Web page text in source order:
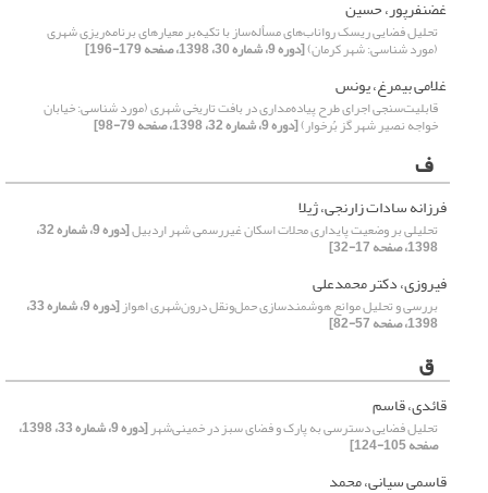
غضنفرپور، حسین
تحلیل فضایی ریسک رواناب‌‌های مسأله‌‌ساز با تکیه‌بر معیارهای برنامه‌‌ریزی شهری
(مورد شناسی: شهر کرمان)[دوره 9، شماره 30، 1398، صفحه 179-196]
غلامی بیمرغ، یونس
قابلیت‌سنجی اجرای طرح پیاده‌مداری در بافت تاریخی شهری (مورد شناسی: خیابان
خواجه نصیر شهر گز بُرخوار)[دوره 9، شماره 32، 1398، صفحه 79-98]
ف
فرزانه سادات زارنجی، ژیلا
تحلیلی بر وضعیت پایداری محلات اسکان غیررسمی شهر اردبیل [دوره 9، شماره 32،
1398، صفحه 17-32]
فیروزی، دکتر محمدعلی
بررسی و تحلیل موانع هوشمندسازی حمل‌ونقل درون‌شهری اهواز [دوره 9، شماره 33،
1398، صفحه 57-82]
ق
قائدی، قاسم
تحلیل فضایی دسترسی به پارک و فضای سبز در خمینی‌شهر [دوره 9، شماره 33، 1398،
صفحه 105-124]
قاسمی سیانی، محمد